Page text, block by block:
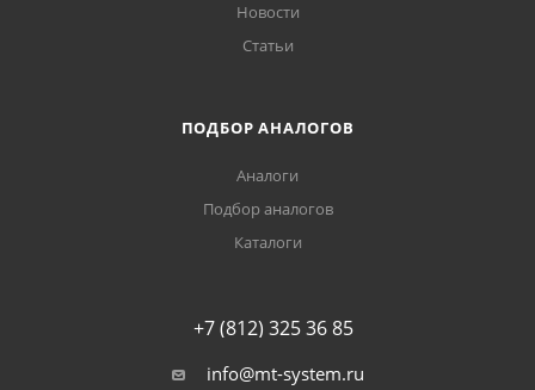
Новости
Статьи
ПОДБОР АНАЛОГОВ
Аналоги
Подбор аналогов
Каталоги
+7 (812) 325 36 85
info@mt-system.ru